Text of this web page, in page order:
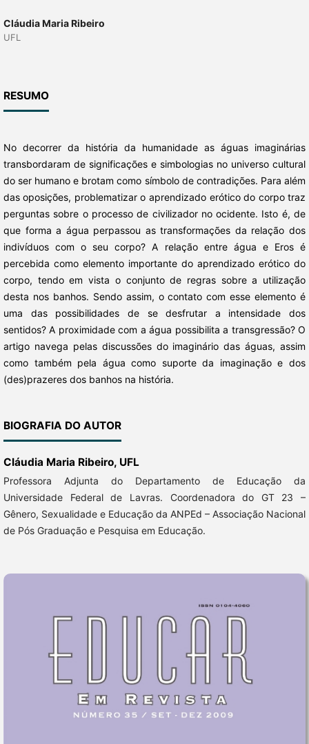
Cláudia Maria Ribeiro
UFL
RESUMO
No decorrer da história da humanidade as águas imaginárias
transbordaram de significações e simbologias no universo cultural
do ser humano e brotam como símbolo de contradições. Para além
das oposições, problematizar o aprendizado erótico do corpo traz
perguntas sobre o processo de civilizador no ocidente. Isto é, de
que forma a água perpassou as transformações da relação dos
indivíduos com o seu corpo? A relação entre água e Eros é
percebida como elemento importante do aprendizado erótico do
corpo, tendo em vista o conjunto de regras sobre a utilização
desta nos banhos. Sendo assim, o contato com esse elemento é
uma das possibilidades de se desfrutar a intensidade dos
sentidos? A proximidade com a água possibilita a transgressão? O
artigo navega pelas discussões do imaginário das águas, assim
como também pela água como suporte da imaginação e dos
(des)prazeres dos banhos na história.
BIOGRAFIA DO AUTOR
Cláudia Maria Ribeiro, UFL
Professora Adjunta do Departamento de Educação da
Universidade Federal de Lavras. Coordenadora do GT 23 –
Gênero, Sexualidade e Educação da ANPEd – Associação Nacional
de Pós Graduação e Pesquisa em Educação.